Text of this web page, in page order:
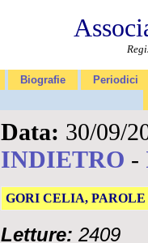
Biografie Periodici
Data: 30/09/
INDIETRO -
GORI CELIA,
Letture: 2409